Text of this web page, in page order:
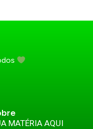
MATÉRIA AQUI